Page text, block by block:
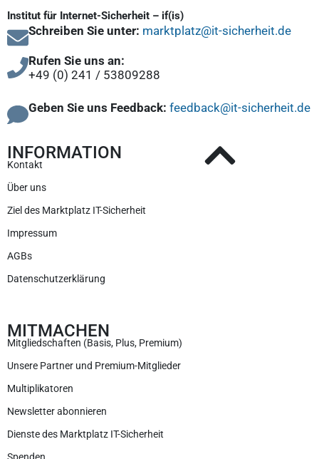
Institut für Internet-Sicherheit – if(is)
Schreiben Sie unter: marktplatz@it-sicherheit.de
Rufen Sie uns an:
+49 (0) 241 / 53809288
Geben Sie uns Feedback: feedback@it-sicherheit.de
INFORMATION
Kontakt
Über uns
Ziel des Marktplatz IT-Sicherheit
Impressum
AGBs
Datenschutzerklärung
MITMACHEN
Mitgliedschaften (Basis, Plus, Premium)
Unsere Partner und Premium-Mitglieder
Multiplikatoren
Newsletter abonnieren
Dienste des Marktplatz IT-Sicherheit
Spenden